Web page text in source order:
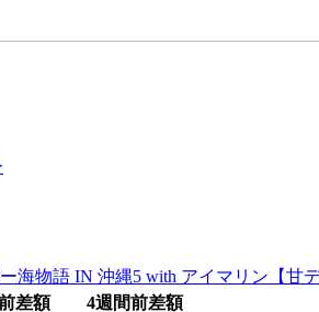
海物語 IN 沖縄5 with アイマリン【甘
差額
4週間前差額